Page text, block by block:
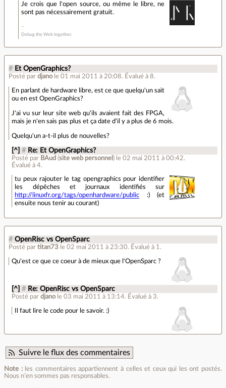
Je crois que l'open source, ou même le libre, ne
sont pas nécessairement gratuit.
Debug the Web together.
# Et OpenGraphics?
Posté par djano le 01 mai 2011 à 20:08. Évalué à 8.
En parlant de hardware libre, est ce que quelqu'un sait
ou en est OpenGraphics?
J'ai vu sur leur site web qu'ils avaient fait des FPGA,
mais je n'en sais pas plus et ça date d'il y a plus de 6 mois.
Quelqu'un a-t-il plus de nouvelles?
[^] # Re: Et OpenGraphics?
Posté par BAud (site web personnel ) le 02 mai 2011 à 00:42.
Évalué à4.
tu peux rajouter le tag opengraphics pour identifier
les dépêches et journaux identifiés sur
http://linuxfr.org/tags/openhardware/public :) (et
ensuite nous tenir au courant)
# OpenRisc vs OpenSparc
Posté par titan73 le 02 mai 2011 à 23:30. Évalué à 1 .
Qu'est ce que ce coeur à de mieux que l'OpenSparc ?
[^] # Re: OpenRisc vs OpenSparc
Posté pardjano le 03 mai 2011 à 13:14. Évalué à 3.
Il faut lire le code pour le savoir. :)
Suivre le flux des commentaires
Note :les commentaires appartiennent à celles et ceux qui les ont postés.
Nous n’en sommes pas responsables.